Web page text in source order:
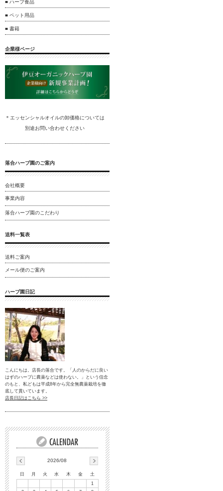
■ ハーブ食品
■ ペット用品
■ 書籍
企業様ページ
＊エッセンシャルオイルの卸価格については
別途お問い合わせください
落合ハーブ園のご案内
会社概要
事業内容
落合ハーブ園のこだわり
送料一覧表
送料ご案内
メール便のご案内
ハーブ園日記
こんにちは。店長の落合です。「人のからだに良い
はずのハーブに農薬などは使わない。」という信念
のもと、私どもは平成8年から完全無農薬栽培を徹
底して貫いています。
店長日記はこちら >>
2026/08
日 月 火 水 木 金
土
1